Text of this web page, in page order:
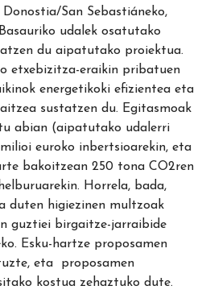
Donostia/San Sebastiáneko,
udalek osatutako
du aipatutako proiektua.
etxebizitza-eraikin pribatuen
energetikoki efizientea eta
sustatzen du. Egitasmoak
abian (aipatutako udalerri
euroko inbertsioarekin, eta
bakoitzean 250 tona CO2ren
Horrela, bada,
duten higiezinen multzoak
guztiei birgaitze-jarraibide
Esku-hartze proposamen
eta proposamen
kostua zehaztuko dute.